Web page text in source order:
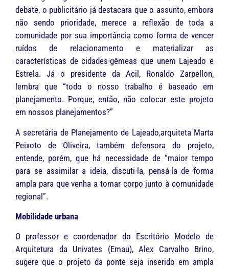
debate, o publicitário já destacara que o assunto, embora
não sendo prioridade, merece a reflexão de toda a
comunidade por sua importância como forma de vencer
ruídos de relacionamento e materializar as
características de cidades-gêmeas que unem Lajeado e
Estrela. Já o presidente da Acil, Ronaldo Zarpellon,
lembra que “todo o nosso trabalho é baseado em
planejamento. Porque, então, não colocar este projeto
em nossos planejamentos?”
A secretária de Planejamento de Lajeado,arquiteta Marta
Peixoto de Oliveira, também defensora do projeto,
entende, porém, que há necessidade de “maior tempo
para se assimilar a ideia, discuti-la, pensá-la de forma
ampla para que venha a tomar corpo junto à comunidade
regional”.
Mobilidade urbana
O professor e coordenador do Escritório Modelo de
Arquitetura da Univates (Emau), Alex Carvalho Brino,
sugere que o projeto da ponte seja inserido em ampla